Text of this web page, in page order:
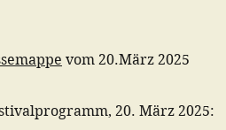
vom 20.März 2025
20. März 2025: